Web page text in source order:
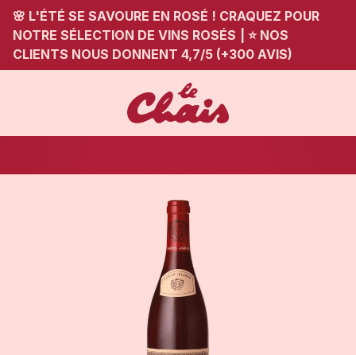
🌸 L'ÉTÉ SE SAVOURE EN ROSÉ ! CRAQUEZ POUR
NOTRE SÉLECTION DE VINS ROSÉS
⭐ NOS
CLIENTS NOUS DONNENT 4,7/5 (+300 AVIS)